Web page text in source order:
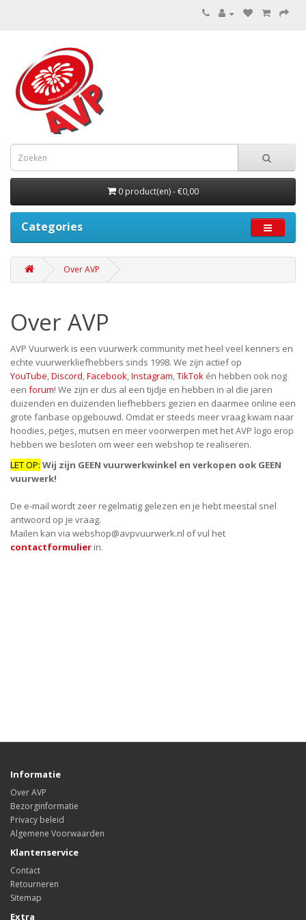
0 product(en) - €0,00
Categories
Over AVP
Over AVP
AVP Vuurwerk is een vuurwerk community met heel veel kenners en
echte vuurwerkliefhebbers sinds 1998. We zijn actief op
YouTube,Discord,Facebook,Instagram,TikTok én hebben ook nog
een forum! We zijn er dus al een tijdje en hebben in al die jaren
duizenden en duizenden liefhebbers gezien en daarmee online een
grote fanbase opgebouwd. Omdat er steeds meer vraag kwam naar
hoodies, petjes, mutsen en meer voorwerpen met het AVP logo erop
hebben we besloten om weer een webshop te realiseren.
LET OP: Wij zijn GEEN vuurwerkwinkel en verkopen ook GEEN
vuurwerk!
De e-mail wordt zeer regelmatig gelezen en je hebt meestal snel
antwoord op je vraag.
Mailen kan via webshop@avpvuurwerk.nl of vul het
contactformulier in.
Informatie
Over AVP
Bezorginformatie
Privacy beleid
Algemene Voorwaarden
Klantenservice
Contact
Retourneren
Sitemap
Extra